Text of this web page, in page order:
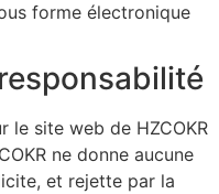
forme électronique
le site web de HZCOKR
ne donne aucune
et rejette par la